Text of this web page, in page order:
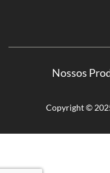
Nossos
Copyright ©